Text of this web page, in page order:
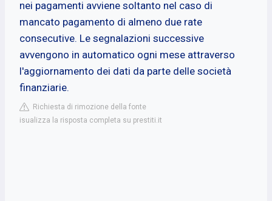
nei pagamenti avviene soltanto nel caso di
mancato pagamento di almeno due rate
consecutive. Le segnalazioni successive
avvengono in automatico ogni mese attraverso
l'aggiornamento dei dati da parte delle società
finanziarie.
Richiesta di rimozione della fonte
isualizza la risposta completa su prestiti.it